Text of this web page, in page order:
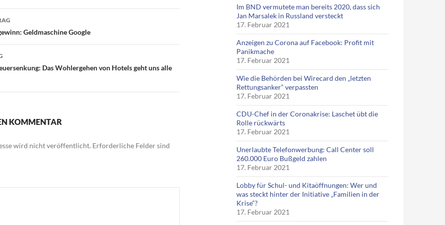
Geldmaschine Google
Das Wohlergehen von Hotels geht uns alle
KOMMENTAR
wird nicht veröffentlicht. Erforderliche Felder sind
Im BND vermutete man bereits 2020, dass sich
Jan Marsalek in Russland versteckt
17. Februar 2021
Anzeigen zu Corona auf Facebook: Profit mit
Panikmache
17. Februar 2021
Wie die Behörden bei Wirecard den „letzten
Rettungsanker“ verpassten
17. Februar 2021
CDU-Chef in der Coronakrise: Laschet übt die
Rolle rückwärts
17. Februar 2021
Unerlaubte Telefonwerbung: Call Center soll
260.000 Euro Bußgeld zahlen
17. Februar 2021
Lobby für Schul- und Kitaöffnungen: Wer und
was steckt hinter der Initiative „Familien in der
Krise“?
17. Februar 2021